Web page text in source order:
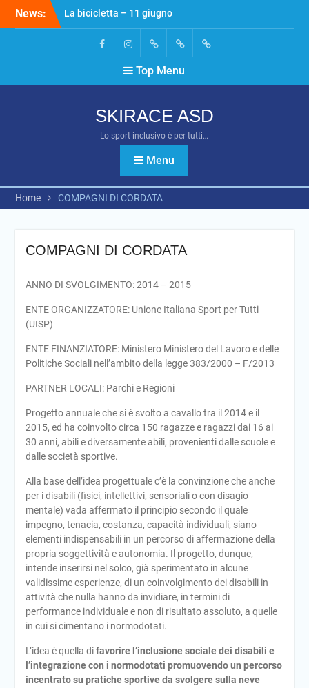
News:
La bicicletta – 11 giugno
2022
Unisciti al nostro canale
telegram
Inaugurazione della
palestra Paralimpica a
FacebookInstagramTelegramPolitica
dei
(UE)
Termini
Top Menu
SKIRACE ASD
Lo sport inclusivo è per tutti…
Menu
Home COMPAGNI DI CORDATA
COMPAGNI DI CORDATA
ANNO DI SVOLGIMENTO: 2014 – 2015
ENTE ORGANIZZATORE: Unione Italiana Sport per Tutti
(UISP)
ENTE FINANZIATORE: Ministero Ministero del Lavoro e delle
Politiche Sociali nell’ambito della legge 383/2000 – F/2013
PARTNER LOCALI: Parchi e Regioni
Progetto annuale che si è svolto a cavallo tra il 2014 e il
2015, ed ha coinvolto circa 150 ragazze e ragazzi dai 16 ai
30 anni, abili e diversamente abili, provenienti dalle scuole e
dalle società sportive.
Alla base dell’idea progettuale c’è la convinzione che anche
per i disabili (fisici, intellettivi, sensoriali o con disagio
mentale) vada affermato il principio secondo il quale
impegno, tenacia, costanza, capacità individuali, siano
elementi indispensabili in un percorso di affermazione della
propria soggettività e autonomia. Il progetto, dunque,
intende inserirsi nel solco, già sperimentato in alcune
validissime esperienze, di un coinvolgimento dei disabili in
attività che nulla hanno da invidiare, in termini di
performance individuale e non di risultato assoluto, a quelle
in cui si cimentano i normodotati.
L’idea è quella difavorire l’inclusione sociale dei disabili e
l’integrazione con i normodotati promuovendo un percorso
incentrato su pratiche sportive da svolgere sulla neve